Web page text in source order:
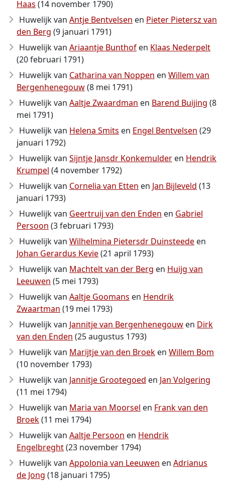
Haas (14 november 1790)
Huwelijk van Antje Bentvelsen en Pieter Pietersz van
den Berg (9 januari 1791)
Huwelijk van Ariaantje Bunthof en Klaas Nederpelt
(20 februari 1791)
Huwelijk van Catharina van Noppen en Willem van
Bergenhenegouw(8 mei 1791)
Huwelijk van Aaltje Zwaardman en Barend Buijing (8
mei 1791)
Huwelijk van Helena Smits en Engel Bentvelsen (29
januari 1792)
Huwelijk van Sijntje Jansdr Konkemulder en Hendrik
Krumpel (4 november 1792)
Huwelijk van Cornelia van Etten en Jan Bijleveld (13
januari 1793)
Huwelijk van Geertruij van den Enden en Gabriel
Persoon (3 februari 1793)
Huwelijk van Wilhelmina Pietersdr Duinsteede en
Johan Gerardus Kevie(21 april 1793)
Huwelijk van Machtelt van der Berg en Huijg van
Leeuwen (5 mei 1793)
Huwelijk van Aaltje Goomans en Hendrik
Zwaartman (19 mei 1793)
Huwelijk van Jannitje van Bergenhenegouw en Dirk
van den Enden (25 augustus 1793)
Huwelijk van Marijtje van den Broek en Willem Bom
(10 november 1793)
Huwelijk van Jannitje Grootegoed en Jan Volgering
(11 mei 1794)
Huwelijk van Maria van Moorsel en Frank van den
Broek(11 mei 1794)
Huwelijk van Aaltje Persoon en Hendrik
Engelbreght(23 november 1794)
Huwelijk van Appolonia van Leeuwen en Adrianus
de Jong (18 januari 1795)